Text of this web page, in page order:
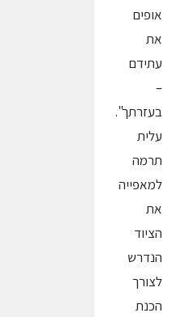
אופים
את
עתידם
–
בעזרתך".
עלית
תרמה
למאפייה
את
הציוד
הנדרש
לצורך
הכנת